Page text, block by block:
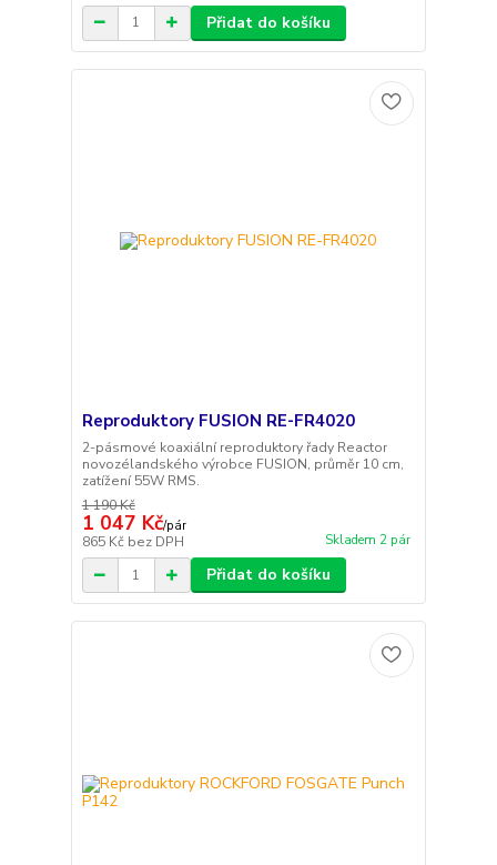
Přidat do košíku
Reproduktory FUSION RE-FR4020
2-pásmové koaxiální reproduktory řady Reactor
novozélandského výrobce FUSION, průměr 10 cm,
zatížení 55W RMS.
1 190 Kč
1 047 Kč/pár
865 Kč bez DPH Skladem 2 pár
Přidat do košíku